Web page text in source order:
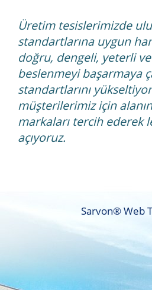
Üretim tesislerimizde
standartlarına uygun
doğru, dengeli, yeterli ve
beslenmeyi başarmaya
standartlarını
müşterilerimiz için
markaları tercih ederek
açıyoruz.
Sarvon®Web